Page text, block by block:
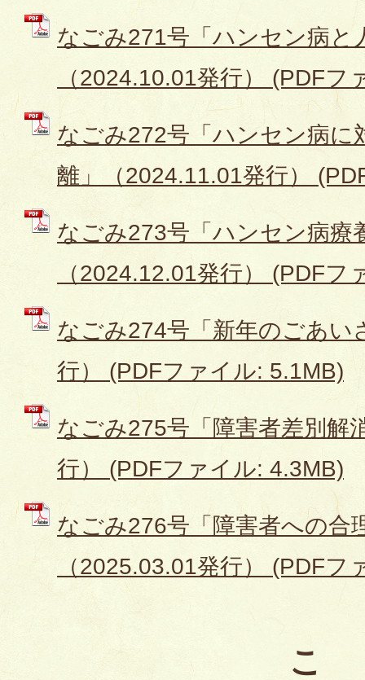
なごみ271号「ハンセン病と
（2024.10.01発行） (PDFフ
なごみ272号「ハンセン病に
離」（2024.11.01発行）
なごみ273号「ハンセン病療
（2024.12.01発行） (PDFフ
なごみ274号「新年のごあい
行） (PDFファイル: 5.1MB)
なごみ275号「障害者差別解
行） (PDFファイル: 4.3MB)
なごみ276号「障害者への合
（2025.03.01発行） (PDFフ
こ